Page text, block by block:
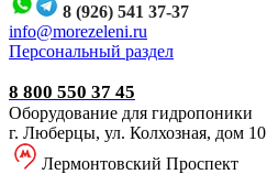
8 (926) 541 37-37
info@morezeleni.ru
Персональный раздел
8 800 550 37 45
Оборудование для гидропоники
г. Люберцы, ул. Колхозная, дом 10
Лермонтовский Проспект